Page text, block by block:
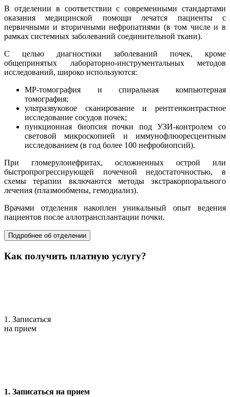
В отделении в соответствии с современными стандартами
оказания медицинской помощи лечатся пациенты с
первичными и вторичными нефропатиями (в том числе и в
рамках системных заболеваний соединительной ткани).
С целью диагностики заболеваний почек, кроме
общепринятых лабораторно-инструментальных методов
исследований, широко используются:
МР-томография и спиральная компьютерная
томография;
ультразвуковое сканирование и рентгенконтрастное
исследование сосудов почек;
пункционная биопсия почки под УЗИ-контролем со
световой микроскопией и иммунофлюоресцентным
исследованием (в год более 100 нефробиопсий).
При гломерулонефритах, осложненных острой или
быстропрогрессирующей почечной недостаточностью, в
схемы терапии включаются методы экстракорпорального
лечения (плазмообмены, гемодиализ).
Врачами отделения накоплен уникальный опыт ведения
пациентов после аллотрансплантации почки.
Подробнее об отделении
Как получить платную услугу?
1. Записаться
на прием
1. Записаться на прием